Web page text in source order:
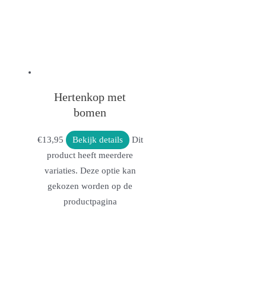
Hertenkop met
bomen
€13,95 Bekijk details
Dit
product heeft meerdere
variaties. Deze optie kan
gekozen worden op de
productpagina